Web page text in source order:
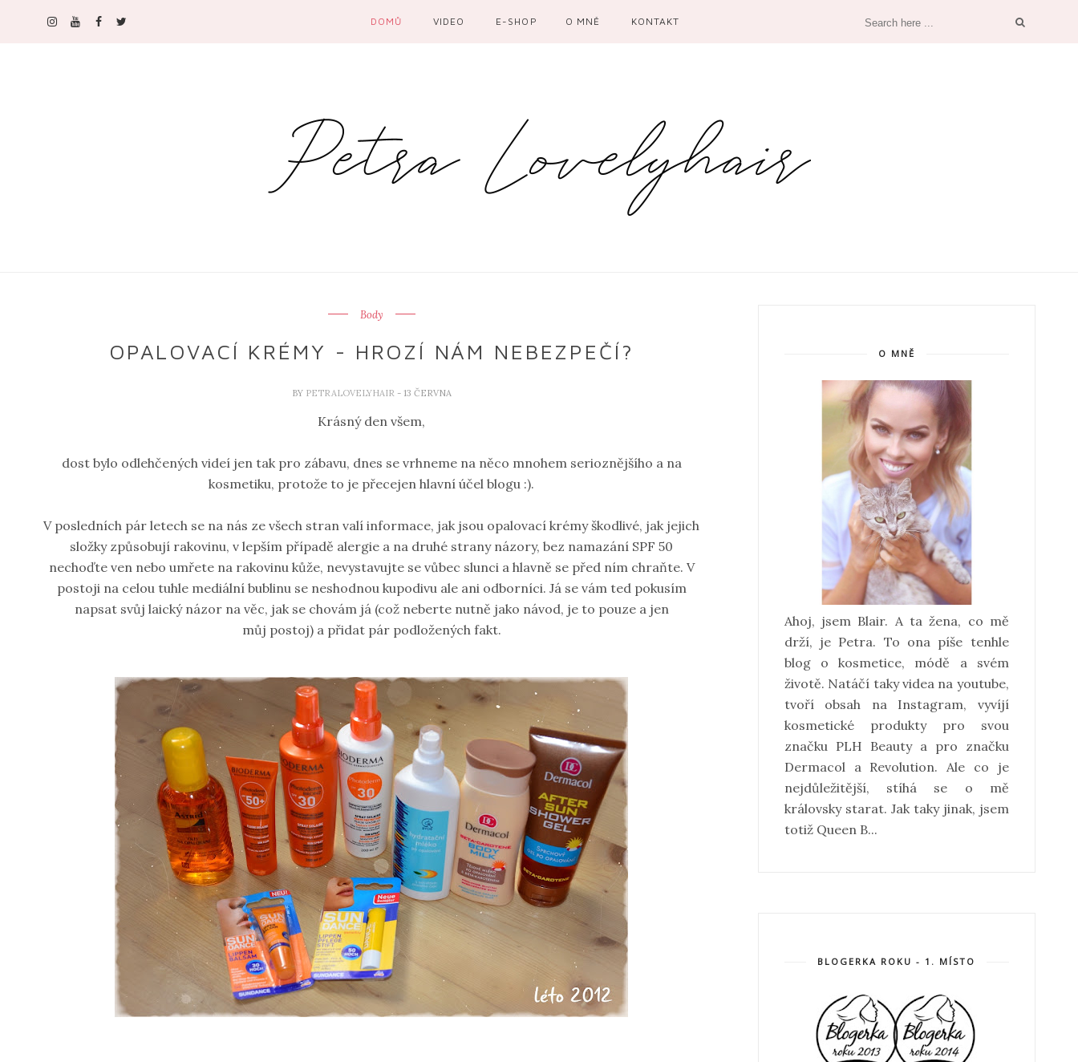
DOMŮ VIDEO E-SHOP O MNĚ KONTAKT
Body
OPALOVACÍ KRÉMY - HROZÍ NÁM NEBEZPEČÍ?
BY PETRALOVELYHAIR - 13 ČERVNA
Krásný den všem,
dost bylo odlehčených videí jen tak pro zábavu, dnes se vrhneme na něco mnohem serioznějšího a na
kosmetiku, protože to je přecejen hlavní účel blogu :).
V posledních pár letech se na nás ze všech stran valí informace, jak jsou opalovací krémy škodlivé, jak jejich
složky způsobují rakovinu, v lepším případě alergie a na druhé strany názory, bez namazání SPF 50
nechoďte ven nebo umřete na rakovinu kůže, nevystavujte se vůbec slunci a hlavně se před ním chraňte. V
postoji na celou tuhle mediální bublinu se neshodnou kupodivu ale ani odborníci. Já se vám ted pokusím
napsat svůj laický názor na věc, jak se chovám já (což neberte nutně jako návod, je to pouze a jen
můj postoj) a přidat pár podložených fakt.
O MNĚ
Ahoj, jsem Blair. A ta žena, co mě
drží, je Petra. To ona píše tenhle
blog o kosmetice, módě a svém
životě. Natáčí taky videa na youtube,
tvoří obsah na Instagram, vyvíjí
kosmetické produkty pro svou
značku PLH Beauty a pro značku
Dermacol a Revolution. Ale co je
nejdůležitější, stíhá se o mě
královsky starat. Jak taky jinak, jsem
totiž Queen B...
BLOGERKA ROKU - 1. MÍSTO